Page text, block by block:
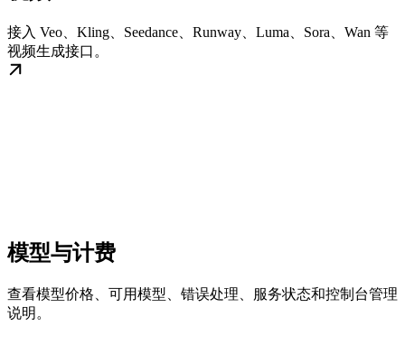
接入 Veo、Kling、Seedance、Runway、Luma、Sora、Wan 等
视频生成接口。
模型与计费
查看模型价格、可用模型、错误处理、服务状态和控制台管理
说明。